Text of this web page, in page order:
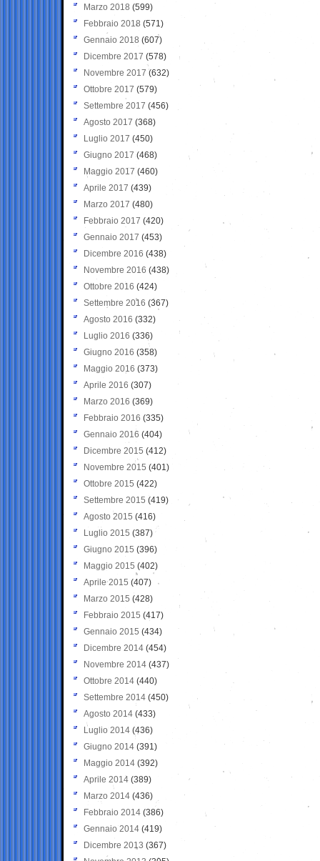
Marzo 2018 (599)
Febbraio 2018 (571)
Gennaio 2018 (607)
Dicembre 2017 (578)
Novembre 2017 (632)
Ottobre 2017 (579)
Settembre 2017 (456)
Agosto 2017 (368)
Luglio 2017 (450)
Giugno 2017 (468)
Maggio 2017 (460)
Aprile 2017 (439)
Marzo 2017 (480)
Febbraio 2017 (420)
Gennaio 2017 (453)
Dicembre 2016 (438)
Novembre 2016 (438)
Ottobre 2016 (424)
Settembre 2016 (367)
Agosto 2016 (332)
Luglio 2016 (336)
Giugno 2016 (358)
Maggio 2016 (373)
Aprile 2016 (307)
Marzo 2016 (369)
Febbraio 2016 (335)
Gennaio 2016 (404)
Dicembre 2015 (412)
Novembre 2015 (401)
Ottobre 2015 (422)
Settembre 2015 (419)
Agosto 2015 (416)
Luglio 2015 (387)
Giugno 2015 (396)
Maggio 2015 (402)
Aprile 2015 (407)
Marzo 2015 (428)
Febbraio 2015 (417)
Gennaio 2015 (434)
Dicembre 2014 (454)
Novembre 2014 (437)
Ottobre 2014 (440)
Settembre 2014 (450)
Agosto 2014 (433)
Luglio 2014 (436)
Giugno 2014 (391)
Maggio 2014 (392)
Aprile 2014 (389)
Marzo 2014 (436)
Febbraio 2014 (386)
Gennaio 2014 (419)
Dicembre 2013 (367)